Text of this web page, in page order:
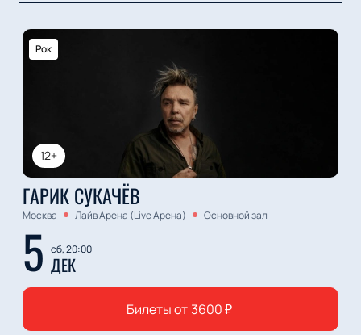
12+
Рок
ГАРИК СУКАЧЁВ
Москва Лайв Арена (Live Арена) Основной зал
5 сб, 20:00
ДЕК
Билеты от 3600₽